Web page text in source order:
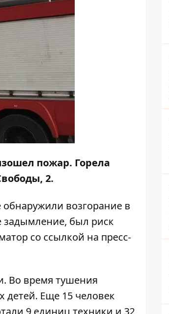
пожар. Горела
2.
возгорание в
задымление, был риск
со ссылкой на пресс-
Во время тушения
детей. Еще 15 человек
9 единиц техники и 32